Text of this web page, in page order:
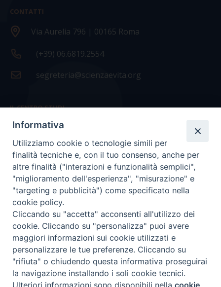
CONTATTI
Via Aurelia 796 | 00165 Roma
(+39) 06.6819.2554
segreteria@scienzaevita.org
IL CENTRO STUDI
La nostra storia
Statuto
Presidenza e ufficio presidenza
Consiglio scientifico
Coordinamento nazionale
COPYRIGHT Scienza & Vita - C.F96600690588- Tutti i
diritti -Privacy- Credits
Informativa
Utilizziamo cookie o tecnologie simili per
finalità tecniche e, con il tuo consenso, anche per
altre finalità ("interazioni e funzionalità semplici",
"miglioramento dell'esperienza", "misurazione" e
"targeting e pubblicità") come specificato nella
cookie policy.
Cliccando su "accetta" acconsenti all'utilizzo dei
cookie. Cliccando su "personalizza" puoi avere
maggiori informazioni sui cookie utilizzati e
personalizzare le tue preferenze. Cliccando su
"rifiuta" o chiudendo questa informativa proseguirai
la navigazione installando i soli cookie tecnici.